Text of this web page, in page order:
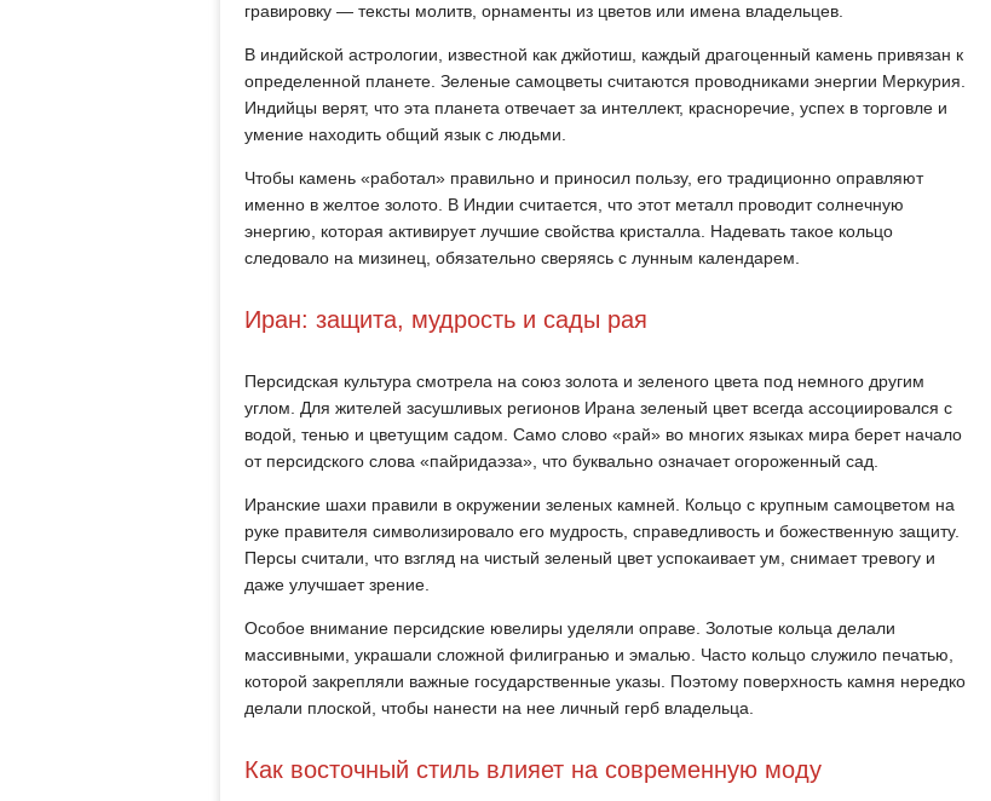
гравировку — тексты молитв, орнаменты из цветов или имена владельцев.
В индийской астрологии, известной как джйотиш, каждый драгоценный камень привязан к
определенной планете. Зеленые самоцветы считаются проводниками энергии Меркурия.
Индийцы верят, что эта планета отвечает за интеллект, красноречие, успех в торговле и
умение находить общий язык с людьми.
Чтобы камень «работал» правильно и приносил пользу, его традиционно оправляют
именно в желтое золото. В Индии считается, что этот металл проводит солнечную
энергию, которая активирует лучшие свойства кристалла. Надевать такое кольцо
следовало на мизинец, обязательно сверяясь с лунным календарем.
Иран: защита, мудрость и сады рая
Персидская культура смотрела на союз золота и зеленого цвета под немного другим
углом. Для жителей засушливых регионов Ирана зеленый цвет всегда ассоциировался с
водой, тенью и цветущим садом. Само слово «рай» во многих языках мира берет начало
от персидского слова «пайридаэза», что буквально означает огороженный сад.
Иранские шахи правили в окружении зеленых камней. Кольцо с крупным самоцветом на
руке правителя символизировало его мудрость, справедливость и божественную защиту.
Персы считали, что взгляд на чистый зеленый цвет успокаивает ум, снимает тревогу и
даже улучшает зрение.
Особое внимание персидские ювелиры уделяли оправе. Золотые кольца делали
массивными, украшали сложной филигранью и эмалью. Часто кольцо служило печатью,
которой закрепляли важные государственные указы. Поэтому поверхность камня нередко
делали плоской, чтобы нанести на нее личный герб владельца.
Как восточный стиль влияет на современную моду